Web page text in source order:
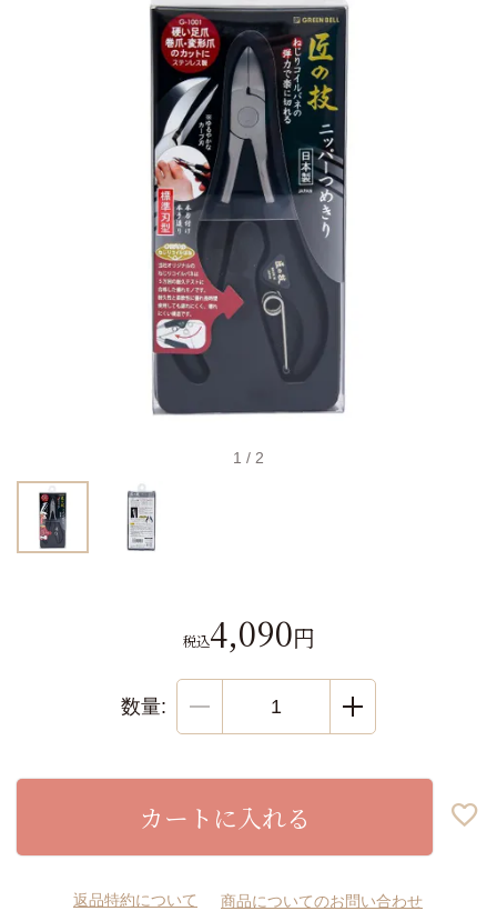
1 / 2
4,090
税込
カートに入れる
返品特約について 商品についてのお問い合わせ